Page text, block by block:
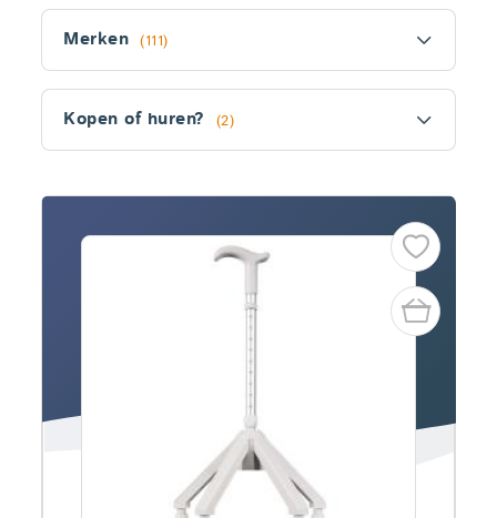
section
Filter
Merken (111)
Kopen of huren? (2)
Producten